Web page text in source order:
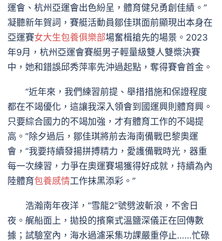
運會、杭州亞運會出色紛呈，體育健兒勇創佳績。”
凝聽新年賀詞，賽艇活動員鄒佳琪面前顯現出本身在
亞運賽女大生包養俱樂部場奮楫搶先的場景。2023
年9月，杭州亞運會賽艇男子輕量級雙人雙槳決賽
中，她和錯誤邱秀萍率先沖過起點，奪得賽會首金。
“近年來，我們練習前提、舉措措施和保證程度
都在不竭優化，這讓我深入領會到國運興則體育興。
只要綜合國力的不竭加強，才有體育工作的不竭提
高。”除夕過后，鄒佳琪將前去海南備戰巴黎奧運
會，“我要持續發揚拼搏精力，愛護備戰時光，器重
每一次練習，力爭在奧運賽場獲得好成就，持續為內
陸體育包養感情工作抹黑添彩。”
浩瀚南年夜洋，“雪龍2”號劈波斬浪，不舍日
夜。艉船面上，拋投的擯棄式溫鹽深儀正在回傳數
據；試驗室內，海水過濾采集功課嚴重停止……忙碌